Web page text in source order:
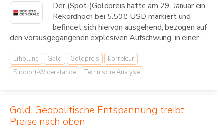
Der (Spot-)Goldpreis hatte am 29. Januar ein
Rekordhoch bei 5.598 USD markiert und
befindet sich hiervon ausgehend, bezogen auf
den vorausgegangenen explosiven Aufschwung, in einer...
Erholung Gold Goldpreis
Korrektur
Support-Widerstände
Technische Analyse
Gold: Geopolitische Entspannung treibt
Preise nach oben